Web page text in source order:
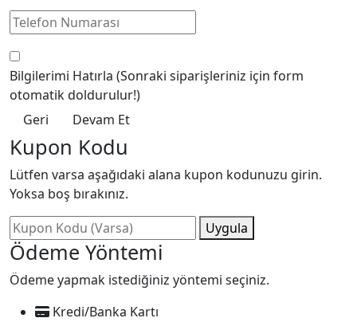
Bilgilerimi Hatırla (Sonraki siparişleriniz için form
otomatik doldurulur!)
Geri
Devam Et
Kupon Kodu
Lütfen varsa aşağıdaki alana kupon kodunuzu girin.
Yoksa boş bırakınız.
Uygula
Ödeme Yöntemi
Ödeme yapmak istediğiniz yöntemi seçiniz.
Kredi/Banka Kartı